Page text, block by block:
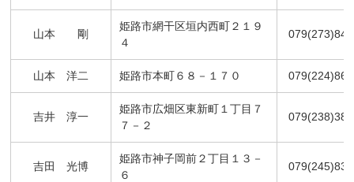
山本 剛
姫路市網干区垣内西町２１９
４
山本 洋二 姫路市本町６８－１７０
吉井 淳一
姫路市広畑区東新町１丁目７
７－２
吉田 光博
姫路市神子岡前２丁目１３－
６